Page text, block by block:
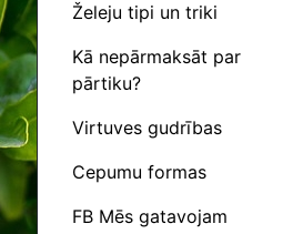
Želeju tipi un triki
Kā nepārmaksāt par
pārtiku?
Virtuves gudrības
Cepumu formas
FB Mēs gatavojam